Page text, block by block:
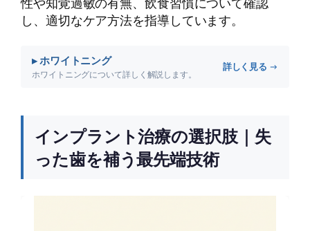
し、適切なケア方法を指導しています。
▸ ホワイトニング
ホワイトニングについて詳しく解説します。
詳しく見る →
インプラント治療の選択肢｜失
った歯を補う最先端技術